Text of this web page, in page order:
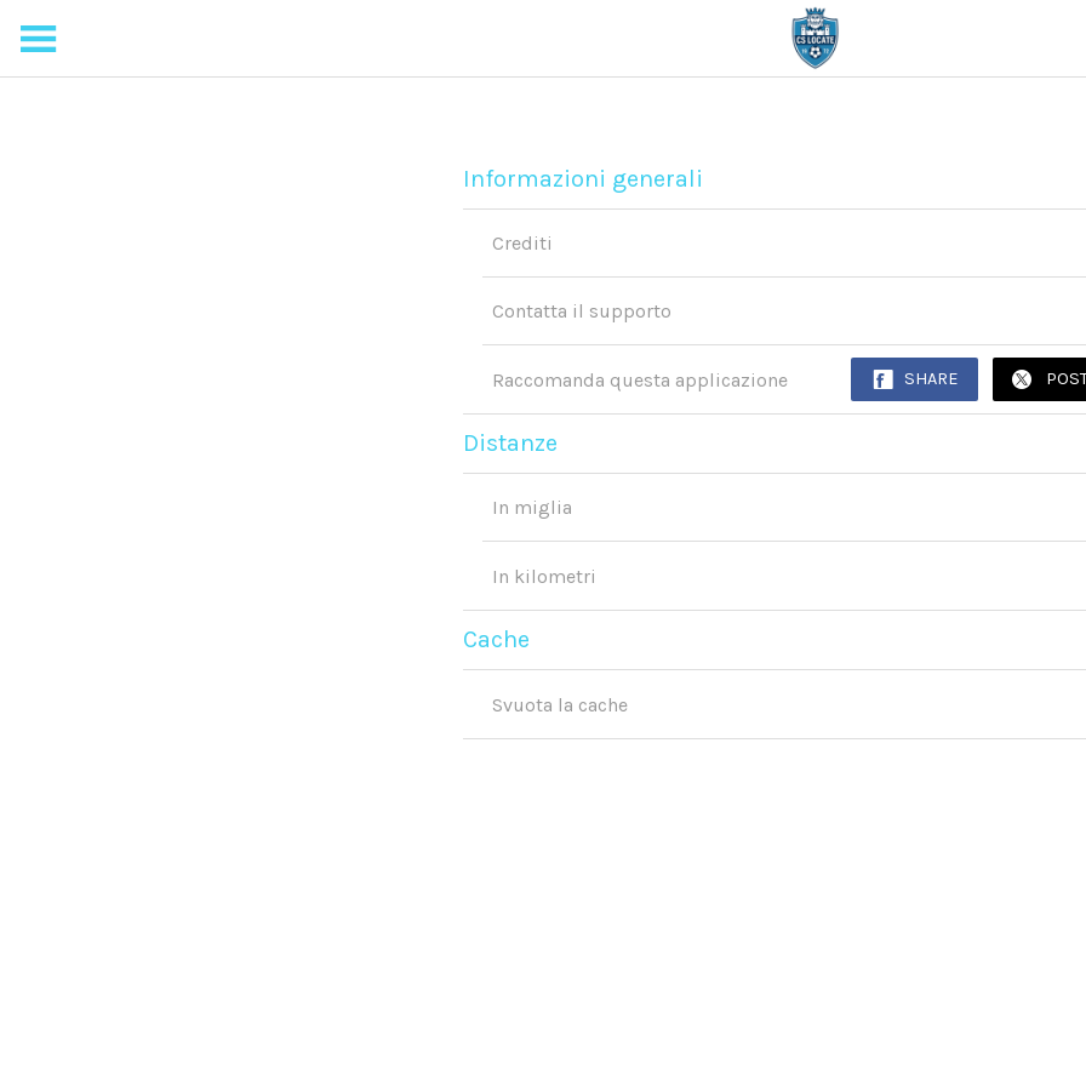
Informazioni generali
Crediti
Contatta il supporto
Raccomanda questa applicazione SHARE
Distanze
In miglia
In kilometri
Cache
Svuota la cache